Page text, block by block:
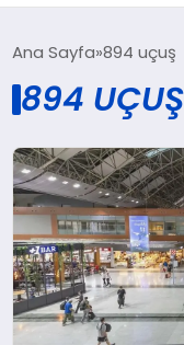
SIGORTA
EKONOMI
DÜNYA
Ana Sayfa 894 uçuş
894